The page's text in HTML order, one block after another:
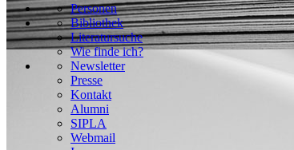
Personen
Bibliothek
Literatursuche
Wie finde ich?
Newsletter
Presse
Kontakt
Alumni
SIPLA
Webmail